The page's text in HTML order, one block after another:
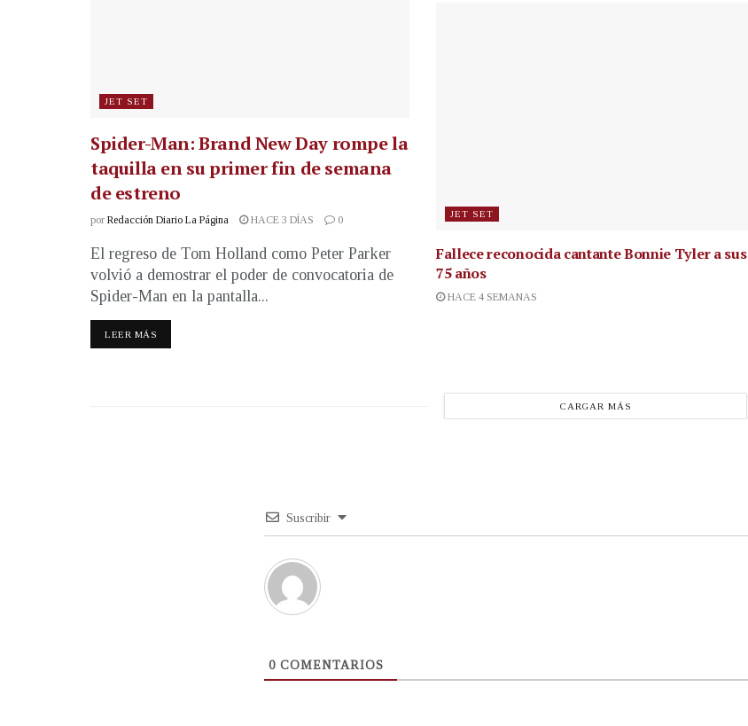
JET SET
Spider-Man: Brand New Day rompe la
taquilla en su primer fin de semana
de estreno
por Redacción Diario La Página HACE 3 DÍAS 0
El regreso de Tom Holland como Peter Parker
volvió a demostrar el poder de convocatoria de
Spider-Man en la pantalla...
LEER MÁS
JET SET
Fallece reconocida cantanteBonnie Tyler a sus
75 años
HACE 4 SEMANAS
CARGAR MÁS
Suscribir
0 COMENTARIOS